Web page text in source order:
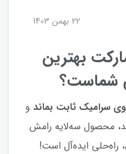
22 بهمن 1403
بهترین
شماست؟
سرامیک ثابت بماند و
محصول سه‌لایه رامش
، راه‌حلی ایده‌آل است!